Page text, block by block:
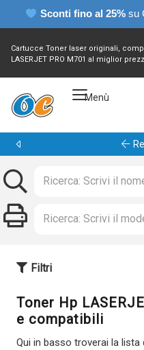
Sconti fino al 25% su
Cartucce Toner laser originali,
LASERJET PRO M701 al miglior
Menù
Filtri
Toner Hp
e compatibili
Qui in basso troverai la lista